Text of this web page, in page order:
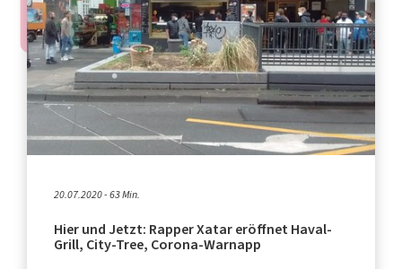
20.07.2020 - 63 Min.
Hier und Jetzt: Rapper Xatar eröffnet Haval-
Grill, City-Tree, Corona-Warnapp